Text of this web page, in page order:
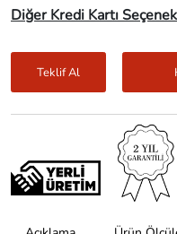
Diğer Kredi Kartı
Teklif Al